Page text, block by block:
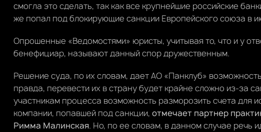
смогла это сделать, так как все крупнейшие российские
же попал под блокирующие санкции Европейского союза в
Опрошенные «Ведомостями» юристы, учитывая то, что и у
бенефициар, называют данный спор дружественным.
Решение суда, по их словам, дает АО «Панклуб»
правда, перевести их в страну будет крайне сложно из-за
участникам процесса возможность разморозить счета для
компании, попавшей под санкции, отмечает партнер
Римма Малинская. Но, по ее словам, в данном случае речь